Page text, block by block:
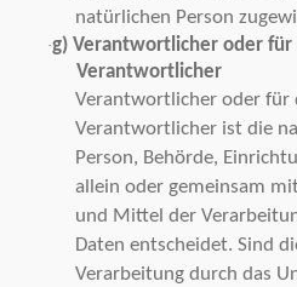
natürlichen Person
·g) Verantwortlicher oder für
Verantwortlicher
Verantwortlicher oder für
Verantwortlicher ist die
Person, Behörde,
allein oder gemeinsam
und Mittel der
Daten entscheidet. Sind
Verarbeitung durch das